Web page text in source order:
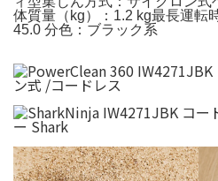
体質量（kg）：1.2 kg最長運転
45.0 分色：ブラック系